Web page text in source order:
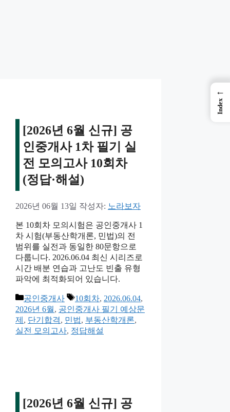
[2026년 6월 신규] 공
인중개사 1차 필기 실
전 모의고사 10회차
(정답·해설)
2026년 06월 13일 작성자: 노라보자
본 10회차 모의시험은 공인중개사 1
차 시험(부동산학개론, 민법)의 전
범위를 실전과 동일한 80문항으로
다룹니다. 2026.06.04 최신 시리즈로
시간 배분 연습과 고난도 빈출 유형
파악에 최적화되어 있습니다.
카
테
고
리
공인중개사
태
그
10회차, 2026.06.04,
2026년 6월, 공인중개사 필기 예상문
제 , 단기합격, 민법, 부동산학개론,
실전 모의고사, 정답해설
[2026년 6월 신규] 공
←
Index